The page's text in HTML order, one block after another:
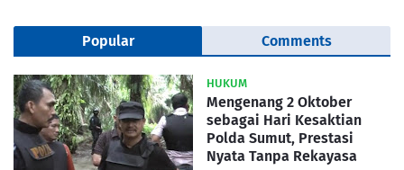
Popular Comments
HUKUM
Mengenang 2 Oktober
sebagai Hari Kesaktian
Polda Sumut, Prestasi
Nyata Tanpa Rekayasa